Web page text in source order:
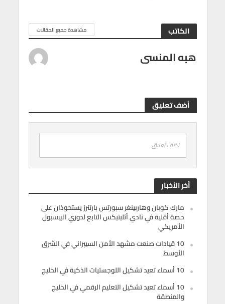
الكاتب مشاهدة جميع المقالات
هبه المنسى
أضف تعليق
اضف تعليق
أخر الأخبار
مارك كوبان وهاربينغر سبورتس بارتنرز يستحوذان على
حصة أقلية في نادي أثليتيكس التابع لدوري البيسبول
الأمريكي
10 قيادات صنعت مشهد الأمن السيبراني في الشرق
الأوسط
10 أسماء تعيد تشكيل اللوجستيات الذكية في الخليج
10 أسماء تعيد تشكيل التعليم الرقمي في الخليج
والمنطقة